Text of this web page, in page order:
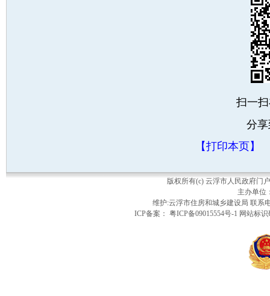
扫一
分
【打印本页】
版权所有(c) 云浮市人民政府
主办单
维护:云浮市住房和城乡建设局 联系
ICP备案： 粤ICP备09015554号-1 网站标